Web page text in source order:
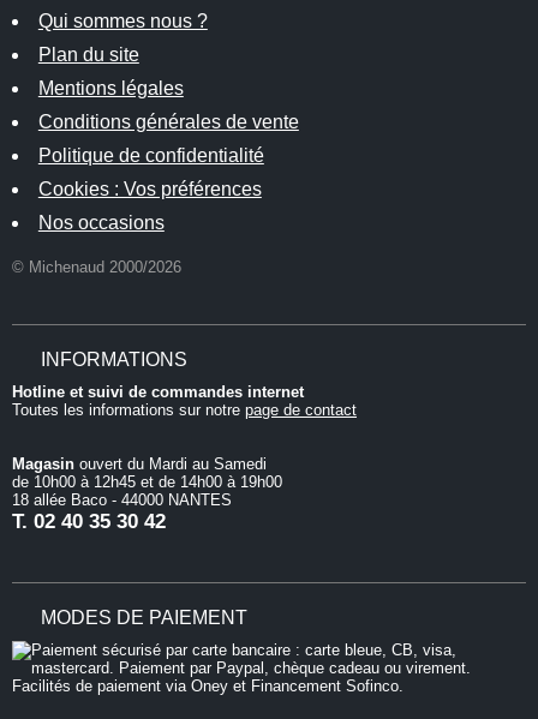
Qui sommes nous ?
Plan du site
Mentions légales
Conditions générales de vente
Politique de confidentialité
Cookies : Vos préférences
Nos occasions
© Michenaud 2000/2026
INFORMATIONS
Hotline et suivi de commandes internet
Toutes les informations sur notre page de contact
Magasin ouvert du Mardi au Samedi
de 10h00 à 12h45 et de 14h00 à 19h00
18 allée Baco - 44000 NANTES
T. 02 40 35 30 42
MODES DE PAIEMENT